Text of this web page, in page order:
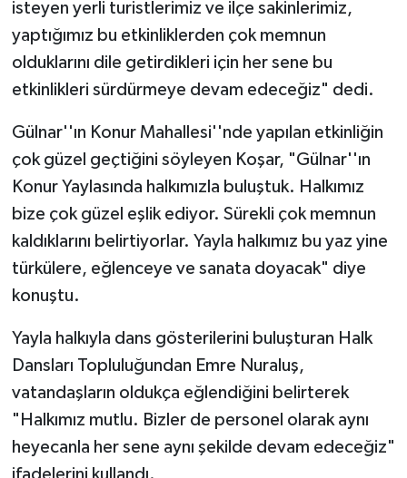
isteyen yerli turistlerimiz ve ilçe sakinlerimiz,
yaptığımız bu etkinliklerden çok memnun
olduklarını dile getirdikleri için her sene bu
etkinlikleri sürdürmeye devam edeceğiz" dedi.
Gülnar''ın Konur Mahallesi''nde yapılan etkinliğin
çok güzel geçtiğini söyleyen Koşar, "Gülnar''ın
Konur Yaylasında halkımızla buluştuk. Halkımız
bize çok güzel eşlik ediyor. Sürekli çok memnun
kaldıklarını belirtiyorlar. Yayla halkımız bu yaz yine
türkülere, eğlenceye ve sanata doyacak" diye
konuştu.
Yayla halkıyla dans gösterilerini buluşturan Halk
Dansları Topluluğundan Emre Nuraluş,
vatandaşların oldukça eğlendiğini belirterek
"Halkımız mutlu. Bizler de personel olarak aynı
heyecanla her sene aynı şekilde devam edeceğiz"
ifadelerini kullandı.